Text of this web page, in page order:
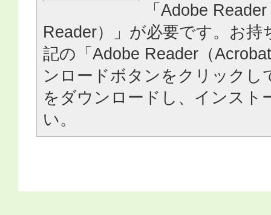
「Adobe
Reader）」が必要です。お持
記の「Adobe Reader（
ンロードボタンをクリックし
をダウンロードし、インスト
い。